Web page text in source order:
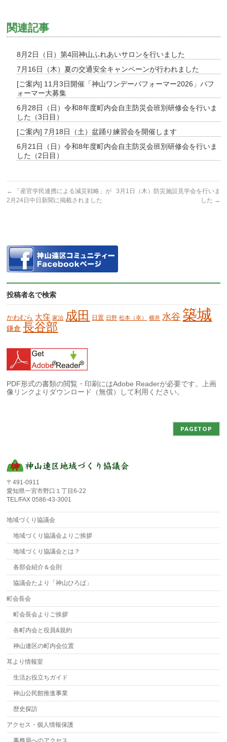
関連記事
8月2日（日）第4回神山ふれあいサロンを行いました
7月16日（木）夏の交通安全キャンペーンが行われました
[ご案内] 11月3日開催「神山ワンデーパフォーマー2026」パフ
ォーマー大募集
6月28日（日）令和8年度町内会自主防災会班別研修会を行いま
した（3日目）
[ご案内] 7月18日（土）盆踊り練習会を開催します
6月21日（日）令和8年度町内会自主防災会班別研修会を行いま
した（2日目）
←
「産官学民連携による減災戦略」が
2月24日中日新聞に掲載されました
3月1日（木）防災施設見学会を行いま
した →
投稿者名で検索
かわむら 大窪 家治 成田 日置 日野 松本（幸） 横井 水谷 築城
鎌倉 長谷部
PDF形式の書類の閲覧・印刷にはAdobe Readerが必要です。上画
像リンクよりダウンロード（無償）して利用ください。
PAGETOP
〒491-0911
愛知県一宮市野口１丁目6-22
TEL/FAX 0586-43-3001
地域づくり協議会
地域づくり協議会よりご挨拶
地域づくり協議会とは？
各部会紹介＆会則
協議会たより「神山ひろば」
町会長会
町会長会よりご挨拶
各町内会と役員&規約
神山連区の町内会位置
耳より情報室
生活お役立ちガイド
神山公民館推進事業
歴史探訪
アクセス・個人情報保護
事務局へのアクセス